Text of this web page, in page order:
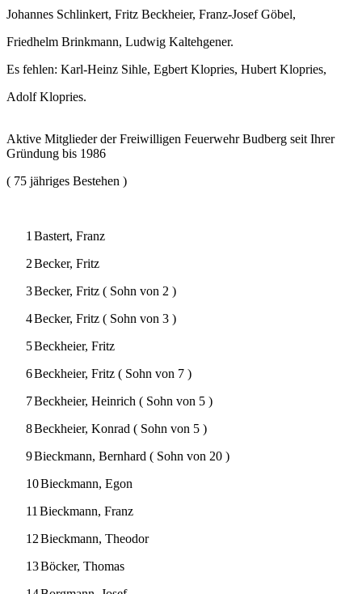
Johannes Schlinkert, Fritz Beckheier, Franz-Josef Göbel,
Friedhelm Brinkmann, Ludwig Kaltehgener.
Es fehlen: Karl-Heinz Sihle, Egbert Klopries, Hubert Klopries,
Adolf Klopries.
Aktive Mitglieder der Freiwilligen Feuerwehr Budberg seit Ihrer
Gründung bis 1986
( 75 jähriges Bestehen )
1 Bastert, Franz
2Becker, Fritz
3Becker, Fritz ( Sohn von 2 )
4Becker, Fritz ( Sohn von 3 )
5Beckheier, Fritz
6Beckheier, Fritz ( Sohn von 7 )
7Beckheier, Heinrich ( Sohn von 5 )
8Beckheier, Konrad ( Sohn von 5 )
9Bieckmann, Bernhard ( Sohn von 20 )
10Bieckmann, Egon
11 Bieckmann, Franz
12Bieckmann, Theodor
13Böcker, Thomas